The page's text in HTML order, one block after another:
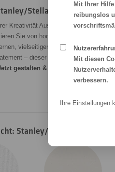
Stella Sounder
Kreativität Ausdruck und gestalten
Sie von hochwertigen Materialien,
vielseitigen Design. Ob für Ihr
– dieser Unisex-Hoodie ist die
gestalten & bestellen!
Stanley/Stella Sounder
Mit Ihrer
reibungslos
Mit diesen
verbessern.
Ihre Einstellungen